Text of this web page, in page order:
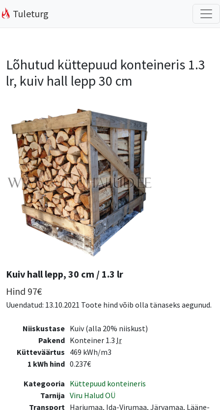
Tuleturg
Lõhutud küttepuud konteineris 1.3
lr, kuiv hall lepp 30 cm
Kuiv hall lepp, 30 cm / 1.3 lr
Hind 97€
Uuendatud: 13.10.2021 Toote hind võib olla tänaseks aegunud.
Niiskustase Kuiv (alla 20% niiskust)
Pakend Konteiner 1.3 lr
Kütteväärtus 469 kWh/m3
1 kWh hind 0.237€
Kategooria Küttepuud konteineris
Tarnija Viru Halud OÜ
Transport Harjumaa, Ida-Virumaa, Järvamaa, Lääne-